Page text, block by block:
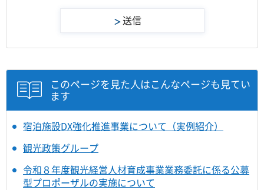
このページを見た人はこんなページも見てい
ます
宿泊施設DX強化推進事業について（実例紹介）
観光政策グループ
令和８年度観光経営人材育成事業業務委託に係る公募
型プロポーザルの実施について